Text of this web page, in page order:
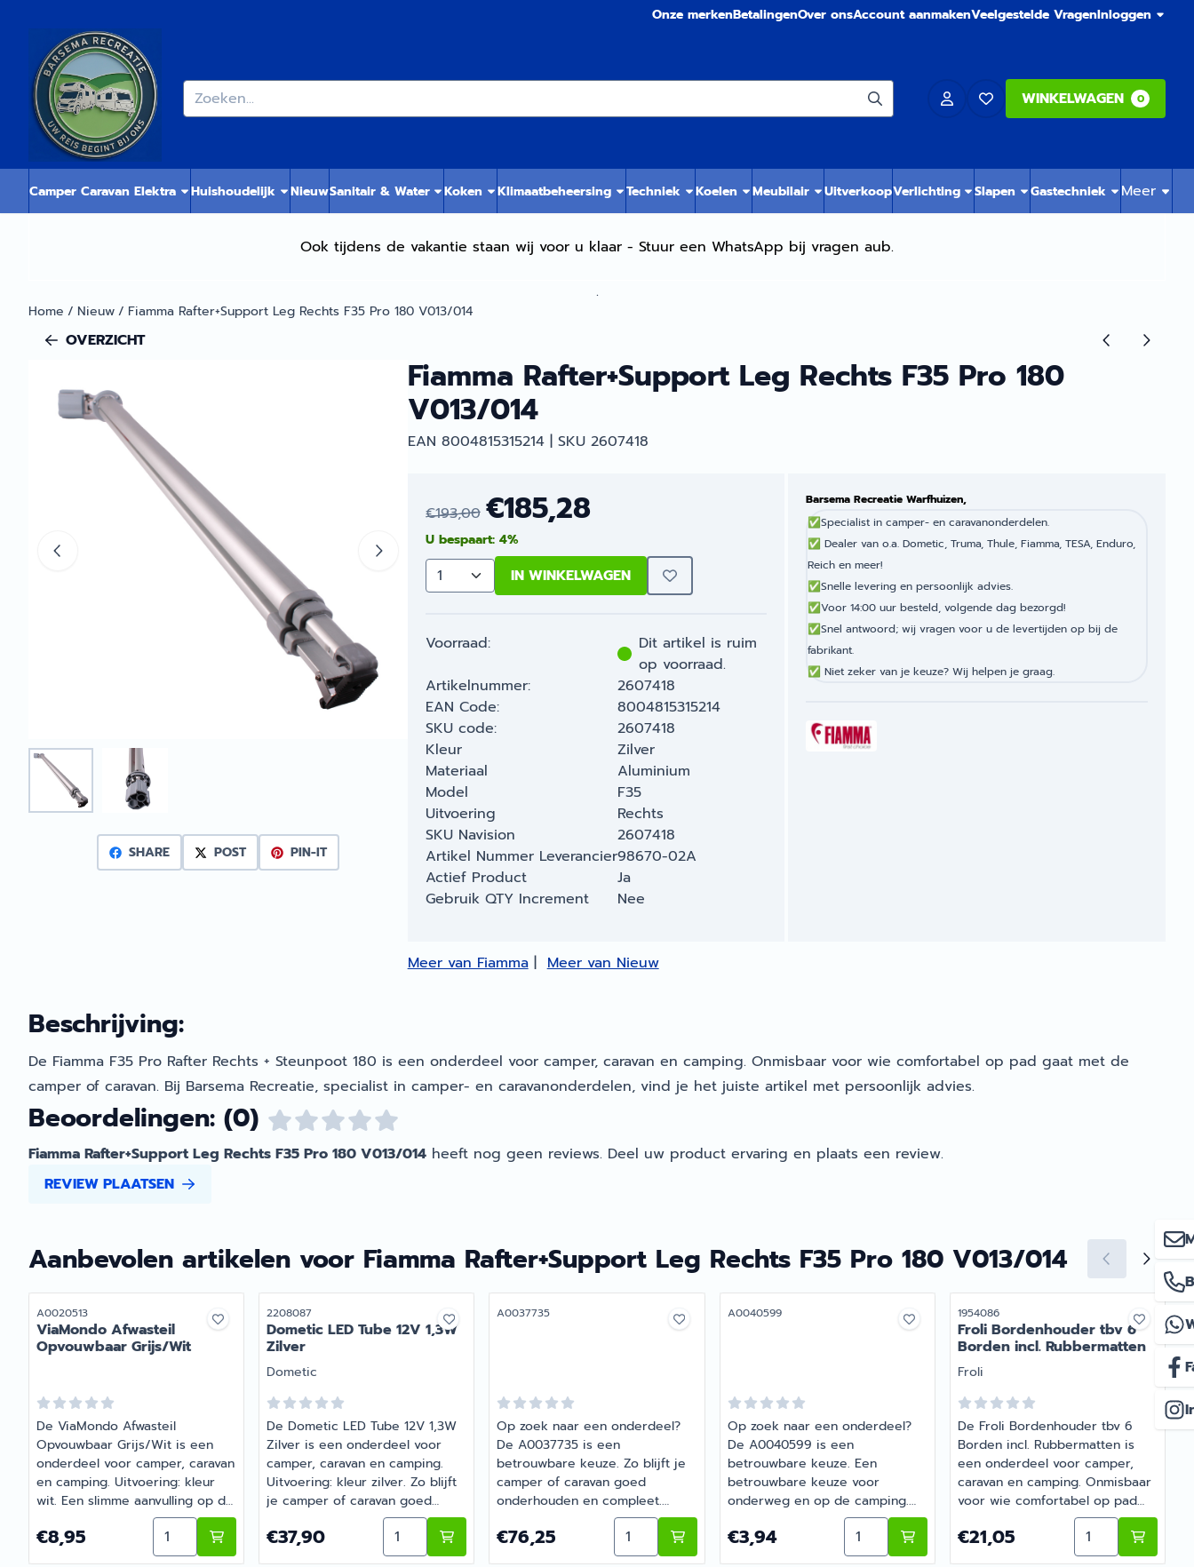
Onze merkenBetalingenOver onsAccount aanmakenVeelgestelde VragenInloggen
Zoeken WINKELWAGEN 0
Camper Caravan Elektra Huishoudelijk NieuwSanitair & Water Koken Klimaatbeheersing Techniek Koelen Meubilair UitverkoopVerlichting Slapen Gastechniek Meer
Ook tijdens de vakantie staan wij voor u klaar - Stuur een WhatsApp bij vragen aub.
.
Home / Nieuw/ Fiamma Rafter+Support Leg Rechts F35 Pro 180 V013/014
OVERZICHT
SHARE POST PIN-IT
Fiamma Rafter+Support Leg Rechts F35 Pro 180
V013/014
EAN 8004815315214 | SKU 2607418
€193,00 €185,28
U bespaart: 4%
Aantal IN WINKELWAGEN
Voorraad:
Dit artikel is ruim
op voorraad.
Artikelnummer:
2607418
EAN Code:
8004815315214
SKU code:
2607418
Kleur
Zilver
Materiaal
Aluminium
Model
F35
Uitvoering
Rechts
SKU Navision
2607418
Artikel Nummer Leverancier98670-02A
Actief Product
Ja
Gebruik QTY Increment
Nee
Barsema Recreatie Warfhuizen,
✅Specialist in camper- en caravanonderdelen.
✅Dealer van o.a. Dometic, Truma, Thule, Fiamma, TESA, Enduro,
Reich en meer!
✅Snelle levering en persoonlijk advies.
✅Voor 14:00 uur besteld, volgende dag bezorgd!
✅Snel antwoord; wij vragen voor u de levertijden op bij de
fabrikant.
✅Niet zeker van je keuze? Wij helpen je graag.
Meer van Fiamma|Meer van Nieuw
Beschrijving:
De Fiamma F35 Pro Rafter Rechts + Steunpoot 180 is een onderdeel voor camper, caravan en camping. Onmisbaar voor wie comfortabel op pad gaat met de
camper of caravan. Bij Barsema Recreatie, specialist in camper- en caravanonderdelen, vind je het juiste artikel met persoonlijk advies.
Beoordelingen: (0)
Fiamma Rafter+Support Leg Rechts F35 Pro 180 V013/014 heeft nog geen reviews. Deel uw product ervaring en plaats een review.
REVIEW PLAATSEN
Aanbevolen artikelen voor Fiamma Rafter+Support Leg Rechts F35 Pro 180 V013/014
Artikelnummer
A0020513
ViaMondo Afwasteil
Opvouwbaar Grijs/Wit
De ViaMondo Afwasteil
Opvouwbaar Grijs/Wit is een
onderdeel voor camper, caravan
en camping. Uitvoering: kleur
wit. Een slimme aanvulling op de
uitrusting van je camper of
caravan. Bij Barsema Recreatie,
specialist in camper- en
Prijs: 8,95
€8,95 Aantal kiezen voor ViaMondo Afwasteil Opvouwbaar Grijs/Wit
Artikelnummer
2208087
Dometic LED Tube 12V 1,3W
Zilver
Merk:
Dometic
De Dometic LED Tube 12V 1,3W
Zilver is een onderdeel voor
camper, caravan en camping.
Uitvoering: kleur zilver. Zo blijft
je camper of caravan goed
onderhouden en compleet. Bij
Barsema Recreatie, specialist in
camper- en caravanonderdelen,
Prijs: 37,90
€37,90 Aantal kiezen voor Dometic LED Tube 12V 1,3W Zilver
Artikelnummer
A0037735
Op zoek naar een onderdeel?
De A0037735 is een
betrouwbare keuze. Zo blijft je
camper of caravan goed
onderhouden en compleet.
Bestel dit onderdeel eenvoudig
online bij Barsema Recreatie,
jouw recreatiespecialist.
Prijs: 76,25
€76,25 Aantal kiezen voor
Artikelnummer
A0040599
Op zoek naar een onderdeel?
De A0040599 is een
betrouwbare keuze. Een
betrouwbare keuze voor
onderweg en op de camping.
Bestel dit onderdeel eenvoudig
online bij Barsema Recreatie,
jouw recreatiespecialist.
Prijs: 3,94
€3,94 Aantal kiezen voor
Artikelnummer
1954086
Froli Bordenhouder tbv 6
Borden incl. Rubbermatten
Merk:
Froli
De Froli Bordenhouder tbv 6
Borden incl. Rubbermatten is
een onderdeel voor camper,
caravan en camping. Onmisbaar
voor wie comfortabel op pad
gaat met de camper of caravan.
Bij Barsema Recreatie, specialist
Prijs: 21,05
€21,05 Aantal kiezen